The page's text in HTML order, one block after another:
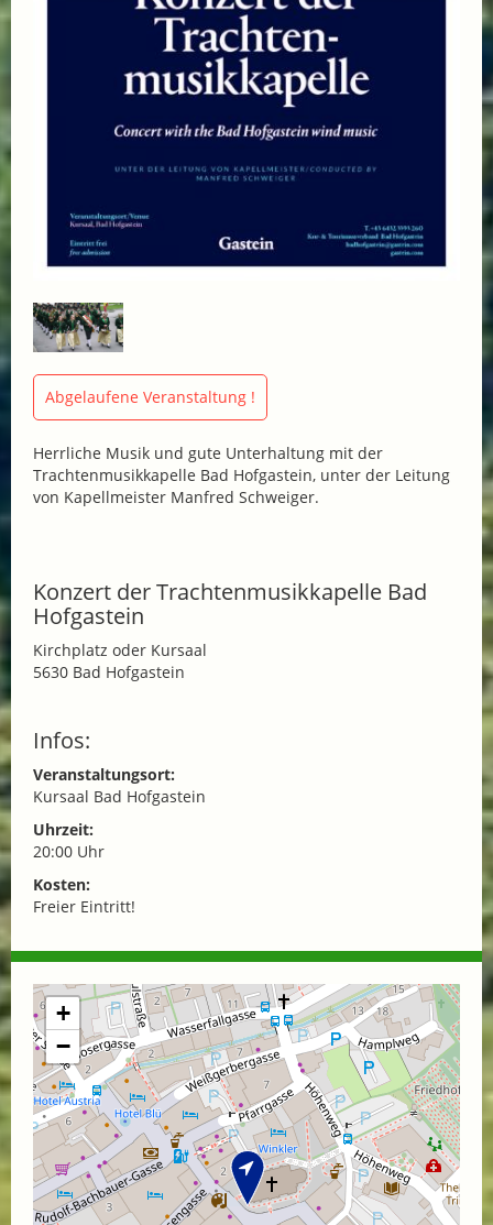
Abgelaufene Veranstaltung !
Herrliche Musik und gute Unterhaltung mit der
Trachtenmusikkapelle Bad Hofgastein, unter der Leitung
von Kapellmeister Manfred Schweiger.
Konzert der Trachtenmusikkapelle Bad
Hofgastein
Kirchplatz oder Kursaal
5630 Bad Hofgastein
Infos:
Veranstaltungsort:
Kursaal Bad Hofgastein
Uhrzeit:
20:00 Uhr
Kosten:
Freier Eintritt!
+
−